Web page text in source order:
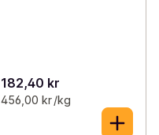
182,40 kr
456,00 kr /kg